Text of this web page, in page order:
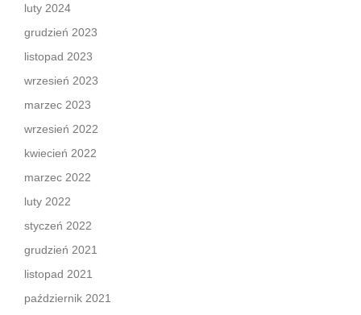
luty 2024
grudzień 2023
listopad 2023
wrzesień 2023
marzec 2023
wrzesień 2022
kwiecień 2022
marzec 2022
luty 2022
styczeń 2022
grudzień 2021
listopad 2021
październik 2021